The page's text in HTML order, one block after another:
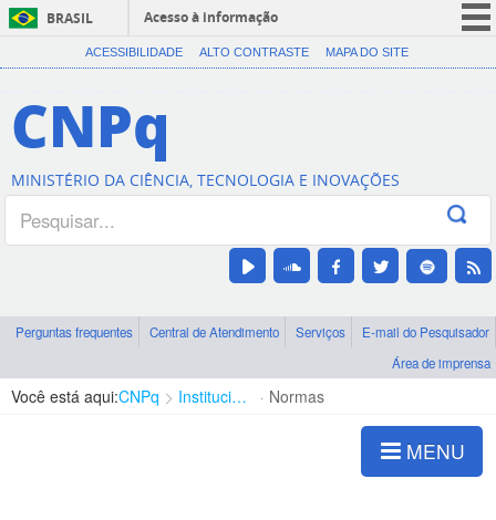
BRASIL
Acesso à informação
CORONAVÍRUS (COVID-19)
Canais
ACESSIBILIDADE ALTO CONTRASTE MAPA DO SITE
CNPq
MINISTÉRIO DA CIÊNCIA, TECNOLOGIA E INOVAÇÕES
Perguntas frequentes Central de Atendimento Serviços
E-mail do Pesquisador
Área de imprensa
Você está aqui:CNPq Institucional Normas
MENU